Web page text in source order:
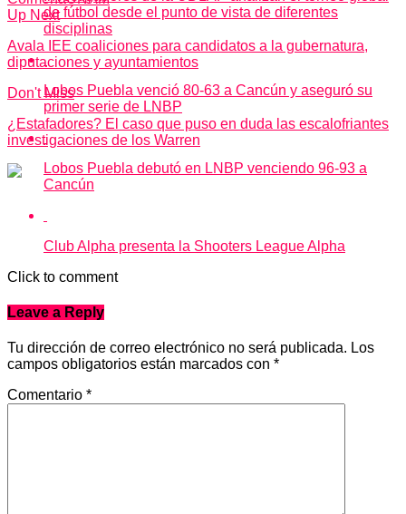
Up Next
Avala IEE coaliciones para candidatos a la gubernatura,
diputaciones y ayuntamientos
Don't Miss
¿Estafadores? El caso que puso en duda las escalofriantes
investigaciones de los Warren
de fútbol desde el punto de vista de diferentes
disciplinas
Lobos Puebla venció 80-63 a Cancún y aseguró su
primer serie de LNBP
Lobos Puebla debutó en LNBP venciendo 96-93 a
Cancún
Club Alpha presenta la Shooters League Alpha
Click to comment
Leave a Reply
Tu dirección de correo electrónico no será publicada. Los
campos obligatorios están marcados con *
Comentario *